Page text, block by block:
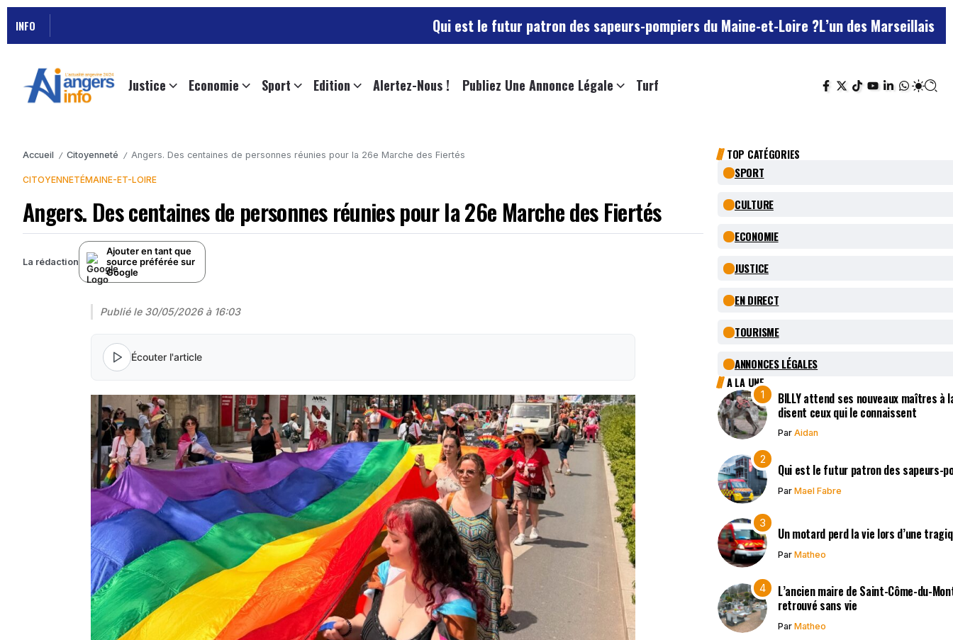
INFO Qui est le futur patron des sapeurs-pompiers du Maine-et-Loire ?L’un des Marseillais suspectés
Justice Economie Sport Edition Alertez-Nous ! Publiez Une Annonce Légale Turf
Accueil / Citoyenneté / Angers. Des centaines de personnes réunies pour la 26e Marche des Fiertés
CITOYENNETÉMAINE-ET-LOIRE
Angers. Des centaines de personnes réunies pour la 26e Marche des Fiertés
La rédaction
Ajouter en tant que
source préférée sur
Google
Publié le 30/05/2026 à 16:03
Écouter l'article
TOP CATÉGORIES
SPORT
CULTURE
ECONOMIE
JUSTICE
EN DIRECT
TOURISME
ANNONCES LÉGALES
A LA UNE
BILLY attend ses nouveaux maîtres à
disent ceux qui le connaissent
Par Aidan
Qui est le futur patron des sapeurs-
Par Mael Fabre
Un motard perd la vie lors d’une
Par Matheo
L’ancien maire de Saint-Côme-du-
retrouvé sans vie
Par Matheo